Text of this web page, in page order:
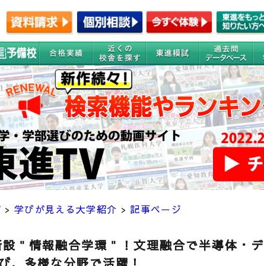
> 学びが見える大学紹介 > 記事ページ
＂情報融合学環＂！文理融合で半導体・デ